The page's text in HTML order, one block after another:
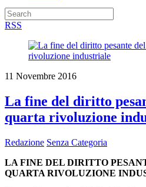
RSS
11 Novembre 2016
La fine del diritto
quarta rivoluzione
Redazione Senza Categoria
LA FINE DEL DIRITTO
QUARTA RIVOLUZIONE